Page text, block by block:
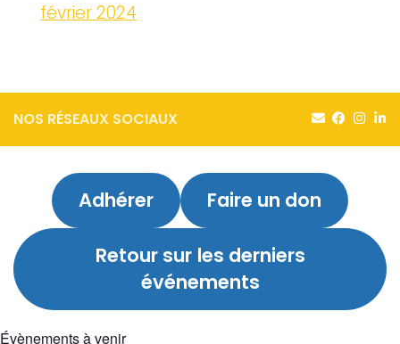
février 2024
NOS RÉSEAUX SOCIAUX
Adhérer Faire un don
Retour sur les derniers
événements
Évènements à venir